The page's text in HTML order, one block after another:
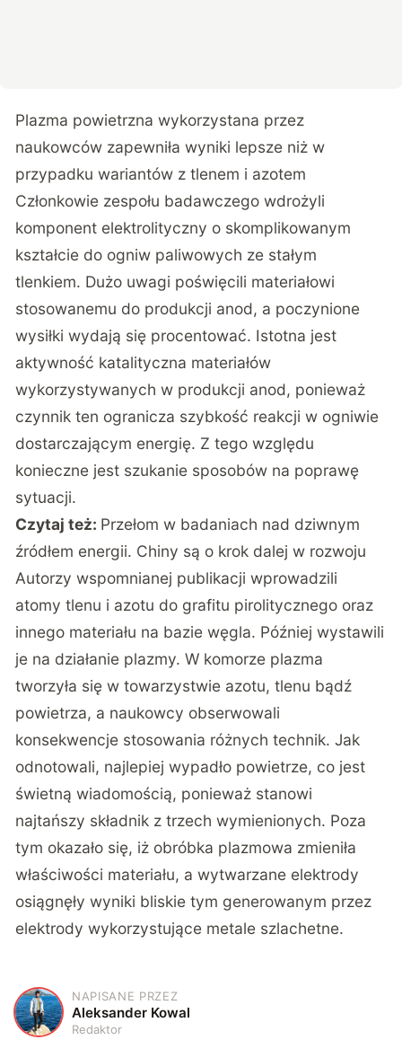
Plazma powietrzna wykorzystana przez
naukowców zapewniła wyniki lepsze niż w
przypadku wariantów z tlenem i azotem
Członkowie zespołu badawczego wdrożyli
komponent elektrolityczny o skomplikowanym
kształcie do ogniw paliwowych ze stałym
tlenkiem. Dużo uwagi poświęcili materiałowi
stosowanemu do produkcji anod, a poczynione
wysiłki wydają się procentować. Istotna jest
aktywność katalityczna materiałów
wykorzystywanych w produkcji anod, ponieważ
czynnik ten ogranicza szybkość reakcji w ogniwie
dostarczającym energię. Z tego względu
konieczne jest szukanie sposobów na poprawę
sytuacji.
Czytaj też: Przełom w badaniach nad dziwnym
źródłem energii. Chiny są o krok dalej w rozwoju
Autorzy wspomnianej publikacji wprowadzili
atomy tlenu i azotu do grafitu pirolitycznego oraz
innego materiału na bazie węgla. Później wystawili
je na działanie plazmy. W komorze plazma
tworzyła się w towarzystwie azotu, tlenu bądź
powietrza, a naukowcy obserwowali
konsekwencje stosowania różnych technik. Jak
odnotowali, najlepiej wypadło powietrze, co jest
świetną wiadomością, ponieważ stanowi
najtańszy składnik z trzech wymienionych. Poza
tym okazało się, iż obróbka plazmowa zmieniła
właściwości materiału, a wytwarzane elektrody
osiągnęły wyniki bliskie tym generowanym przez
elektrody wykorzystujące metale szlachetne.
A
NAPISANE PRZEZ
Aleksander Kowal
Redaktor